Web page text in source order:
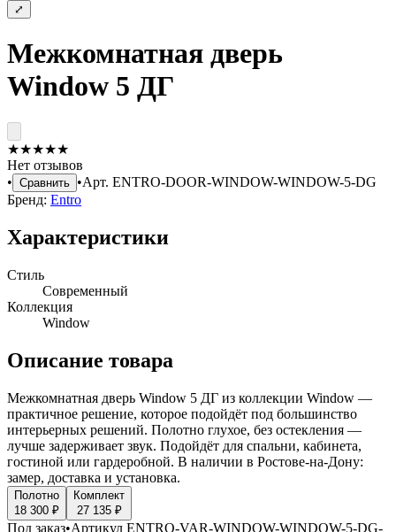
⤢
Межкомнатная дверь
Window 5 ДГ
★★★★★
Нет отзывов
• Сравнить •Арт. ENTRO-DOOR-WINDOW-WINDOW-5-DG
Бренд: Entro
Характеристики
Стиль
Современный
Коллекция
Window
Описание товара
Межкомнатная дверь Window 5 ДГ из коллекции Window —
практичное решение, которое подойдёт под большинство
интерьерных решений. Полотно глухое, без остекления —
лучше задерживает звук. Подойдёт для спальни, кабинета,
гостиной или гардеробной. В наличии в Ростове-на-Дону:
замер, доставка и установка.
Полотно
18 300 ₽
Комплект
27 135 ₽
Под заказ•Артикул ENTRO-VAR-WINDOW-WINDOW-5-DG-